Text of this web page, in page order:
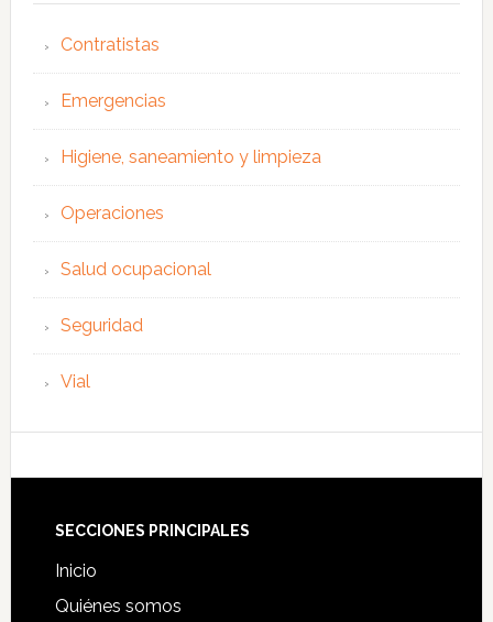
Contratistas
Emergencias
Higiene, saneamiento y limpieza
Operaciones
Salud ocupacional
Seguridad
Vial
Footer
SECCIONES PRINCIPALES
Inicio
Quiénes somos